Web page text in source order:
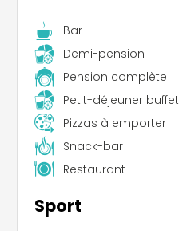
Bar
Demi-pension
Pension complète
Petit-déjeuner buffet
Pizzas à emporter
Snack-bar
Restaurant
Sport